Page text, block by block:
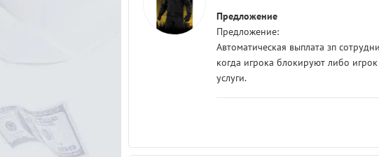
Предложение
Предложение:
Автоматическая выплата зп
когда игрока блокируют либо
услуги.